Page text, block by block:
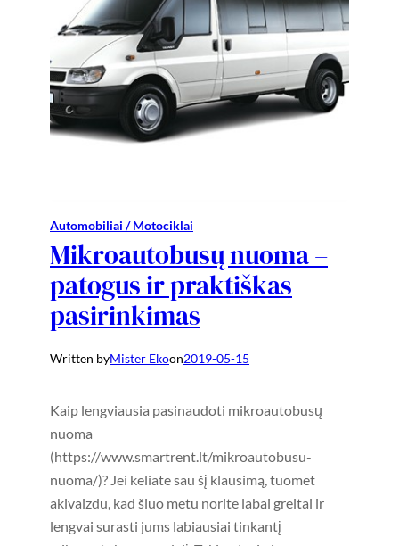
Automobiliai / Motociklai
Mikroautobusų nuoma –
patogus ir praktiškas
pasirinkimas
Written byMister Ekoon2019-05-15
Kaip lengviausia pasinaudoti mikroautobusų
nuoma
(https://www.smartrent.lt/mikroautobusu-
nuoma/)? Jei keliate sau šį klausimą, tuomet
akivaizdu, kad šiuo metu norite labai greitai ir
lengvai surasti jums labiausiai tinkantį